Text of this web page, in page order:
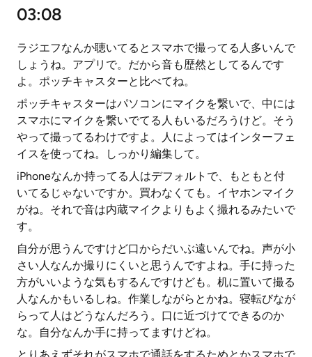
03:08
ラジエフなんか聴いてるとスマホで撮ってる人多いんで
しょうね。アプリで。だから音も歴然としてるんです
よ。ポッチキャスターと比べてね。
ポッチキャスターはパソコンにマイクを繋いで、中には
スマホにマイクを繋いでてる人もいるだろうけど。そう
やって撮ってるわけですよ。人によってはインターフェ
イスを使ってね。しっかり編集して。
iPhoneなんか持ってる人はデフォルトで、もともと付
いてるじゃないですか。買わなくても。イヤホンマイク
がね。それで音は内蔵マイクよりもよく撮れるみたいで
す。
自分が思うんですけど口からだいぶ遠いんでね。声が小
さい人なんか撮りにくいと思うんですよね。手に持った
方がいいような気もするんですけども。机に置いて撮る
人なんかもいるしね。作業しながらとかね。寝転びなが
らって人はどうなんだろう。口に近づけてできるのか
な。自分なんか手に持ってますけどね。